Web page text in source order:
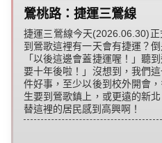
鶯桃路：捷運三鶯線
捷運三鶯線今天(2026.06.30)
到鶯歌這裡有一天會有捷運？
「以後這邊會蓋捷運喔！」聽
要十年後啦！」沒想到，我們
件好事，至少以後到校外開會
生要到鶯歌鎮上，或更遠的新
替這裡的居民感到高興啊！